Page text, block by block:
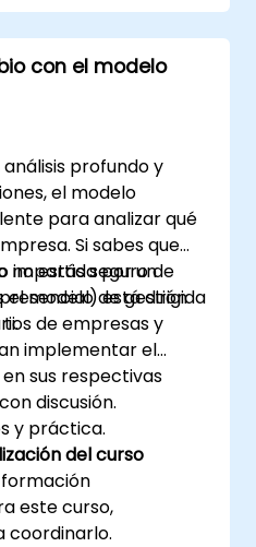
su organización.
con el modelo
profundo y
el modelo
para analizar qué
Si sabes que
no estás seguro de
el modelo de gestión
impartida por un
está dirigida
de empresas y
implementar el
sus respectivas
discusión.
y práctica.
del curso
este curso,
coordinarlo.